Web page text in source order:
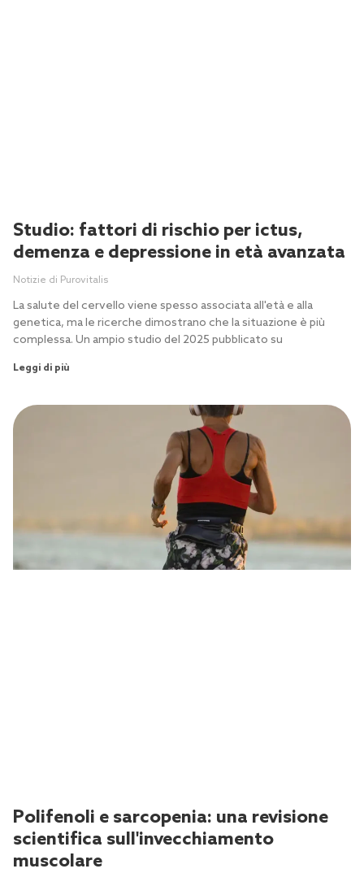
Studio: fattori di rischio per ictus,
demenza e depressione in età avanzata
Notizie di Purovitalis
La salute del cervello viene spesso associata all'età e alla
genetica, ma le ricerche dimostrano che la situazione è più
complessa. Un ampio studio del 2025 pubblicato su
Leggi di più
Polifenoli e sarcopenia: una revisione
scientifica sull'invecchiamento
muscolare